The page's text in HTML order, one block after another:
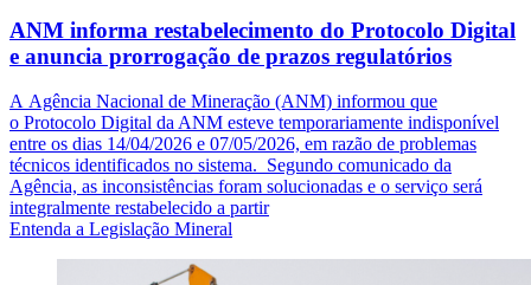
ANM informa restabelecimento do Protocolo Digital
e anuncia prorrogação de prazos regulatórios
A Agência Nacional de Mineração (ANM) informou que
o Protocolo Digital da ANM esteve temporariamente indisponível
entre os dias 14/04/2026 e 07/05/2026, em razão de problemas
técnicos identificados no sistema. Segundo comunicado da
Agência, as inconsistências foram solucionadas e o serviço será
integralmente restabelecido a partir
Entenda a Legislação Mineral